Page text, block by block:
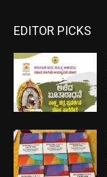
EDITOR PICKS